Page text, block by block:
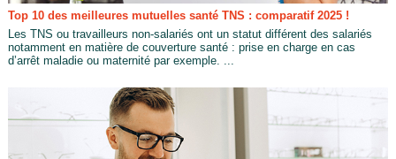
Top 10 des meilleures mutuelles santé TNS : comparatif 2025 !
Les TNS ou travailleurs non-salariés ont un statut différent des salariés
notamment en matière de couverture santé : prise en charge en cas
d’arrêt maladie ou maternité par exemple. ...